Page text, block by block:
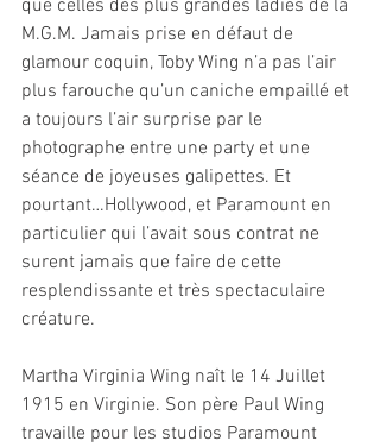
que celles des plus grandes ladies de la
M.G.M. Jamais prise en défaut de
glamour coquin, Toby Wing n’a pas l’air
plus farouche qu’un caniche empaillé et
a toujours l’air surprise par le
photographe entre une party et une
séance de joyeuses galipettes. Et
pourtant…Hollywood, et Paramount en
particulier qui l’avait sous contrat ne
surent jamais que faire de cette
resplendissante et très spectaculaire
créature.
Martha Virginia Wing naît le 14 Juillet
1915 en Virginie. Son père Paul Wing
travaille pour les studios Paramount